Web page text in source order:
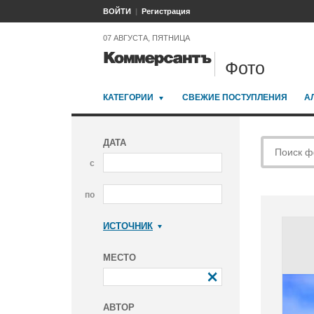
ВОЙТИ Регистрация
07 АВГУСТА, ПЯТНИЦА
Фото
КАТЕГОРИИ СВЕЖИЕ ПОСТУПЛЕНИЯ
ДАТА
с
по
ИСТОЧНИК
МЕСТО
АВТОР